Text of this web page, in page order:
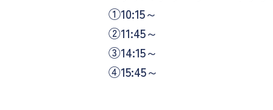
①10:15～
②11:45～
③14:15～
④15:45～